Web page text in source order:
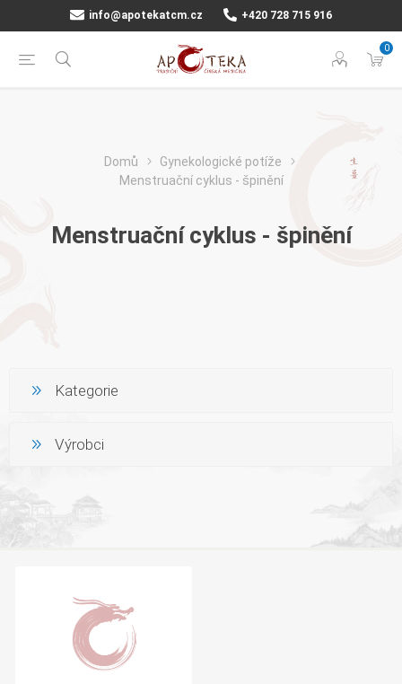
info@apotekatcm.cz +420 728 715 916
0
Domů
Gynekologické potíže
Menstruační cyklus - špinění
Menstruační cyklus - špinění
Kategorie
Výrobci